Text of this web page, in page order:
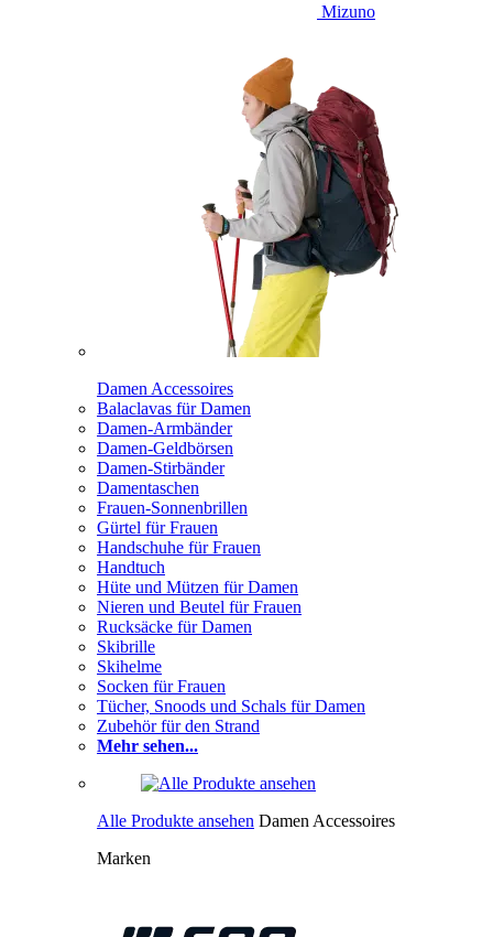
Mizuno
Damen Accessoires
Balaclavas für Damen
Damen-Armbänder
Damen-Geldbörsen
Damen-Stirbänder
Damentaschen
Frauen-Sonnenbrillen
Gürtel für Frauen
Handschuhe für Frauen
Handtuch
Hüte und Mützen für Damen
Nieren und Beutel für Frauen
Rucksäcke für Damen
Skibrille
Skihelme
Socken für Frauen
Tücher, Snoods und Schals für Damen
Zubehör für den Strand
Mehr sehen...
Alle Produkte ansehen Damen Accessoires
Marken